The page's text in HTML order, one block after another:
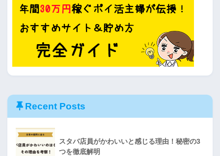
Recent Posts
スタバ店員がかわいいと感じる理由！秘密の3
つを徹底解明